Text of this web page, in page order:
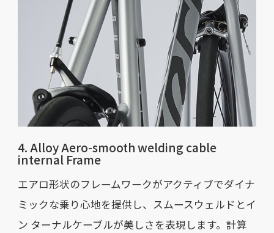
4. Alloy Aero-smooth welding cable
internal Frame
エアロ形状のフレームワークがアクティブでダイナ
ミックな乗り心地を提供し、スムースウェルドとイ
ン ターナルケーブルが美しさを表現します。計算